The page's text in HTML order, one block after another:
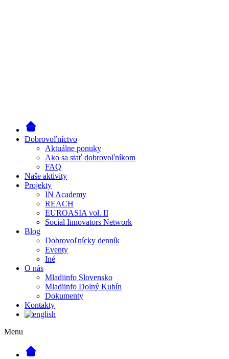
Dobrovoľníctvo
Aktuálne ponuky
Ako sa stať dobrovoľníkom
FAQ
Naše aktivity
Projekty
IN Academy
REACH
EUROASIA vol. II
Social Innovators Network
Blog
Dobrovoľnícky denník
Eventy
Iné
O nás
Mladiinfo Slovensko
Mladiinfo Dolný Kubín
Dokumenty
Kontakty
Menu